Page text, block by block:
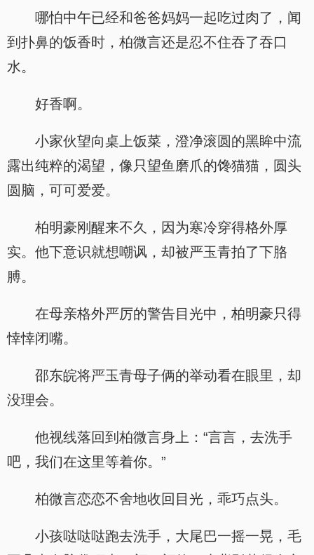
哪怕中午已经和爸爸妈妈一起吃过肉了，闻
到扑鼻的饭香时，柏微言还是忍不住吞了吞口
水。
好香啊。
小家伙望向桌上饭菜，澄净滚圆的黑眸中流
露出纯粹的渴望，像只望鱼磨爪的馋猫猫，圆头
圆脑，可可爱爱。
柏明豪刚醒来不久，因为寒冷穿得格外厚
实。他下意识就想嘲讽，却被严玉青拍了下胳
膊。
在母亲格外严厉的警告目光中，柏明豪只得
悻悻闭嘴。
邵东皖将严玉青母子俩的举动看在眼里，却
没理会。
他视线落回到柏微言身上：“言言，去洗手
吧，我们在这里等着你。”
柏微言恋恋不舍地收回目光，乖巧点头。
小孩哒哒哒跑去洗手，大尾巴一摇一晃，毛